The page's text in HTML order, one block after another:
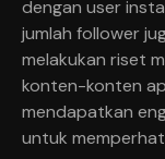
dengan user
jumlah follower
melakukan riset
konten-konten
mendapatkan
untuk